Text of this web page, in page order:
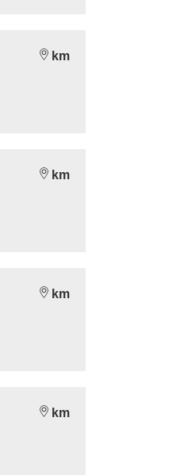
km
km
km
km